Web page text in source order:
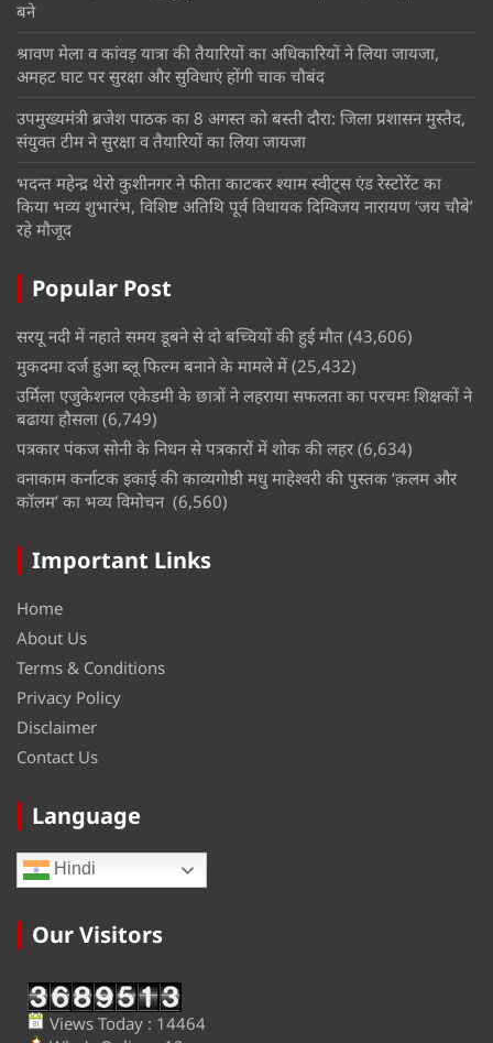
बने
श्रावण मेला व कांवड़ यात्रा की तैयारियों का अधिकारियों ने लिया जायजा,
अमहट घाट पर सुरक्षा और सुविधाएं होंगी चाक चौबंद
उपमुख्यमंत्री ब्रजेश पाठक का 8 अगस्त को बस्ती दौरा: जिला प्रशासन मुस्तैद,
संयुक्त टीम ने सुरक्षा व तैयारियों का लिया जायजा
भदन्त महेन्द्र थेरो कुशीनगर ने फीता काटकर श्याम स्वीट्स एंड रेस्टोरेंट का
किया भव्य शुभारंभ, विशिष्ट अतिथि पूर्व विधायक दिग्विजय नारायण ‘जय चौबे’
रहे मौजूद
Popular Post
सरयू नदी में नहाते समय डूबने से दो बच्चियों की हुई मौत (43,606)
मुकदमा दर्ज हुआ ब्लू फिल्म बनाने के मामले में (25,432)
उर्मिला एजुकेशनल एकेडमी के छात्रों ने लहराया सफलता का परचमः शिक्षकों ने
बढाया हौसला (6,749)
पत्रकार पंकज सोनी के निधन से पत्रकारों में शोक की लहर (6,634)
वनाकाम कर्नाटक इकाई की काव्यगोष्ठी मधु माहेश्वरी की पुस्तक ‘क़लम और
कॉलम’ का भव्य विमोचन (6,560)
Important Links
Home
About Us
Terms & Conditions
Privacy Policy
Disclaimer
Contact Us
Language
Hindi
Our Visitors
Views Today : 14464